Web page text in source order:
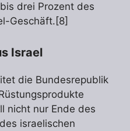
drei Prozent des
Geschäft.[8]
Israel
die Bundesrepublik
nicht nur Ende des
israelischen